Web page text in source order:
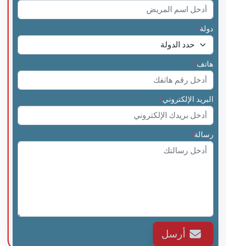
دولة*
هاتف*
البريد الإلكتروني*
رسالة*
أرسل